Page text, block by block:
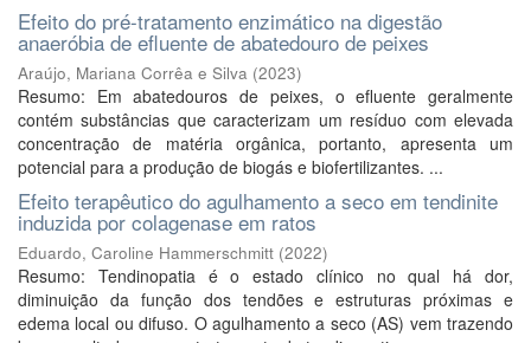
Efeito do pré-tratamento enzimático na digestão
anaeróbia de efluente de abatedouro de peixes
Araújo, Mariana Corrêa e Silva (2023)
Resumo: Em abatedouros de peixes, o efluente geralmente
contém substâncias que caracterizam um resíduo com elevada
concentração de matéria orgânica, portanto, apresenta um
potencial para a produção de biogás e biofertilizantes. ...
Efeito terapêutico do agulhamento a seco em tendinite
induzida por colagenase em ratos
Eduardo, Caroline Hammerschmitt (2022)
Resumo: Tendinopatia é o estado clínico no qual há dor,
diminuição da função dos tendões e estruturas próximas e
edema local ou difuso. O agulhamento a seco (AS) vem trazendo